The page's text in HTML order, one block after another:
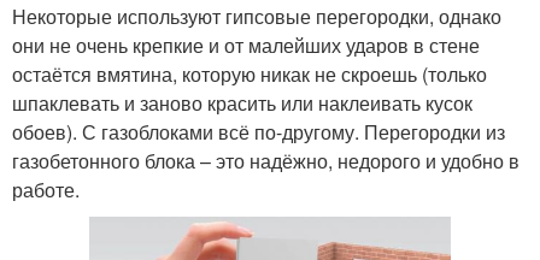
Некоторые используют гипсовые перегородки, однако
они не очень крепкие и от малейших ударов в стене
остаётся вмятина, которую никак не скроешь (только
шпаклевать и заново красить или наклеивать кусок
обоев). С газоблоками всё по-другому. Перегородки из
газобетонного блока – это надёжно, недорого и удобно в
работе.